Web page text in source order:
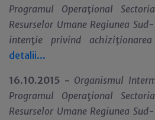
Programul Operaţional
Resurselor Umane Regiunea
intenţie privind achiziţ
detalii...
16.10.2015 - Organismul
Programul Operaţional
Resurselor Umane Regiunea